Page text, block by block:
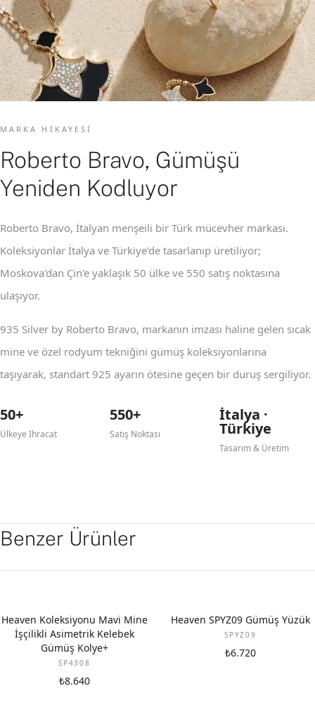
MARKA HIKAYESI
Roberto Bravo, Gümüşü
Yeniden Kodluyor
Roberto Bravo, İtalyan menşeili bir Türk mücevher markası.
Koleksiyonlar İtalya ve Türkiye'de tasarlanıp üretiliyor;
Moskova'dan Çin'e yaklaşık 50 ülke ve 550 satış noktasına
ulaşıyor.
935 Silver by Roberto Bravo, markanın imzası haline gelen sıcak
mine ve özel rodyum tekniğini gümüş koleksiyonlarına
taşıyarak, standart 925 ayarın ötesine geçen bir duruş sergiliyor.
50+
Ülkeye İhracat
550+
Satış Noktası
İtalya ·
Türkiye
Tasarım & Üretim
Benzer Ürünler
YENI
Heaven Koleksiyonu Mavi Mine
İşçilikli Asimetrik Kelebek
Gümüş Kolye+
SP4308
₺8.640
Heaven SPYZ09 Gümüş Yüzük
SPYZ09
₺6.720